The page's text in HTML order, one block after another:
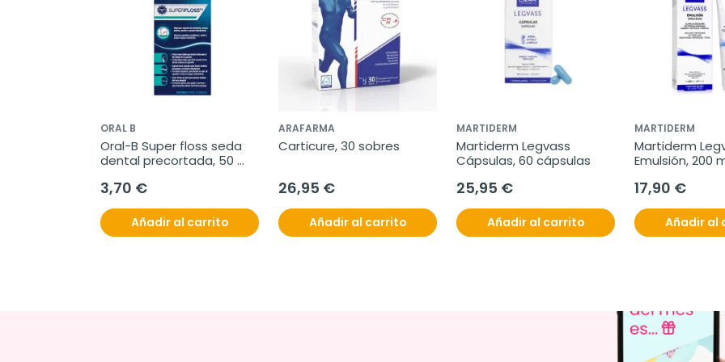
ORAL B
Oral-B Super floss seda
dental precortada, 50
3,70 €
Añadir al carrito
ARAFARMA
Carticure, 30 sobres
26,95 €
Añadir al carrito
MARTIDERM
Martiderm Legvass
Cápsulas, 60 cápsulas
25,95 €
Añadir al carrito
MARTIDERM
Martiderm
Emulsión, 200
17,90 €
Añadir al